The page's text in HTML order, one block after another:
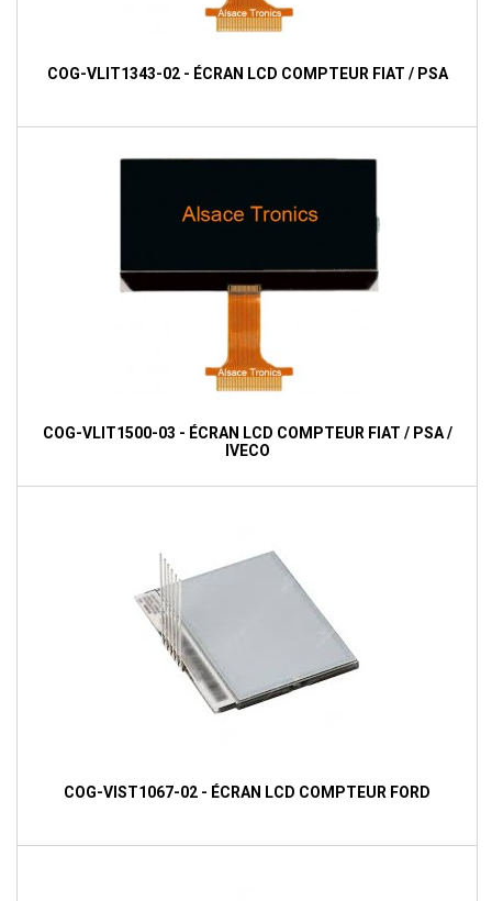
COG-VLIT1343-02 - ÉCRAN LCD COMPTEUR FIAT / PSA
COG-VLIT1500-03 - ÉCRAN LCD COMPTEUR FIAT / PSA /
IVECO
COG-VIST1067-02 - ÉCRAN LCD COMPTEUR FORD